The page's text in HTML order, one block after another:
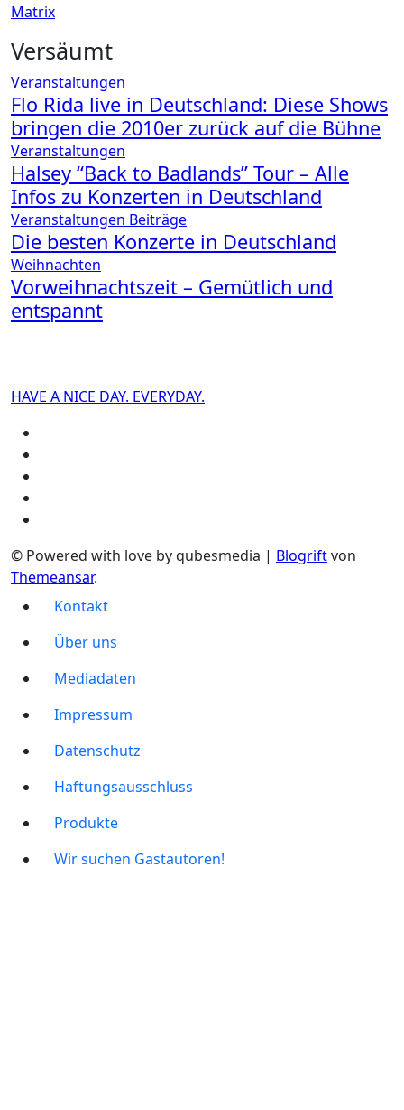
Matrix
Versäumt
Veranstaltungen
Flo Rida live in Deutschland: Diese Shows
bringen die 2010er zurück auf die Bühne
Veranstaltungen
Halsey “Back to Badlands” Tour – Alle
Infos zu Konzerten in Deutschland
Veranstaltungen Beiträge
Die besten Konzerte in Deutschland
Weihnachten
Vorweihnachtszeit – Gemütlich und
entspannt
HAVE A NICE DAY. EVERYDAY.
© Powered with love by qubesmedia | Blogriftvon
Themeansar.
Kontakt
Über uns
Mediadaten
Impressum
Datenschutz
Haftungsausschluss
Produkte
Wir suchen Gastautoren!